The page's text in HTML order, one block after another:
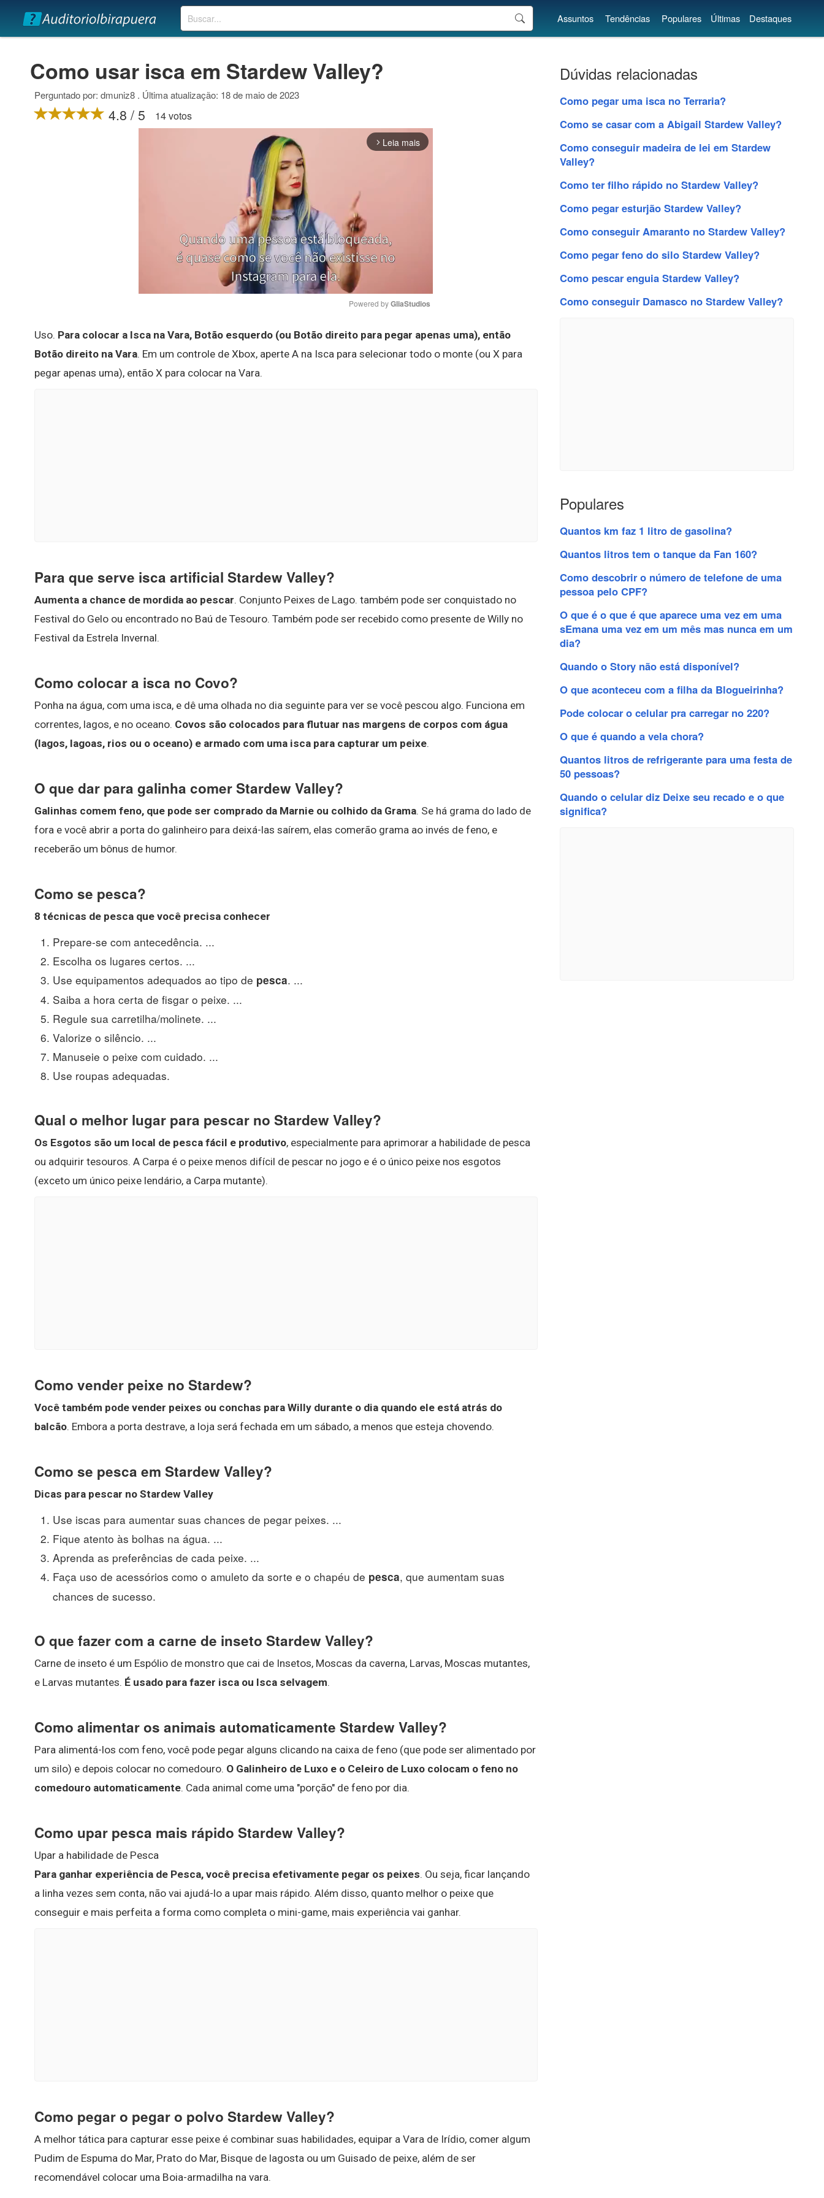
Buscar Assuntos Tendências Populares Últimas Destaques
Como usar isca em Stardew Valley?
Perguntado por: dmuniz8 . Última atualização: 18 de maio de 2023
4.8 / 5 14 votos
arrow_forward_ios Leia mais
Mute
Powered by GliaStudios
Uso. Para colocar a Isca na Vara, Botão esquerdo (ou Botão direito para pegar apenas uma), então
Botão direito na Vara. Em um controle de Xbox, aperte A na Isca para selecionar todo o monte (ou X para
pegar apenas uma), então X para colocar na Vara.
Para que serve isca artificial Stardew Valley?
Aumenta a chance de mordida ao pescar. Conjunto Peixes de Lago. também pode ser conquistado no
Festival do Gelo ou encontrado no Baú de Tesouro. Também pode ser recebido como presente de Willy no
Festival da Estrela Invernal.
Como colocar a isca no Covo?
Ponha na água, com uma isca, e dê uma olhada no dia seguinte para ver se você pescou algo. Funciona em
correntes, lagos, e no oceano. Covos são colocados para flutuar nas margens de corpos com água
(lagos, lagoas, rios ou o oceano) e armado com uma isca para capturar um peixe.
O que dar para galinha comer Stardew Valley?
Galinhas comem feno, que pode ser comprado da Marnie ou colhido da Grama. Se há grama do lado de
fora e você abrir a porta do galinheiro para deixá-las saírem, elas comerão grama ao invés de feno, e
receberão um bônus de humor.
Como se pesca?
8 técnicas de pesca que você precisa conhecer
Prepare-se com antecedência. ...
Escolha os lugares certos. ...
Use equipamentos adequados ao tipo de pesca. ...
Saiba a hora certa de fisgar o peixe. ...
Regule sua carretilha/molinete. ...
Valorize o silêncio. ...
Manuseie o peixe com cuidado. ...
Use roupas adequadas.
Qual o melhor lugar para pescar no Stardew Valley?
Os Esgotos são um local de pesca fácil e produtivo, especialmente para aprimorar a habilidade de pesca
ou adquirir tesouros. A Carpa é o peixe menos difícil de pescar no jogo e é o único peixe nos esgotos
(exceto um único peixe lendário, a Carpa mutante).
Como vender peixe no Stardew?
Você também pode vender peixes ou conchas para Willy durante o dia quando ele está atrás do
balcão. Embora a porta destrave, a loja será fechada em um sábado, a menos que esteja chovendo.
Como se pesca em Stardew Valley?
Dicas para pescar no Stardew Valley
Use iscas para aumentar suas chances de pegar peixes. ...
Fique atento às bolhas na água. ...
Aprenda as preferências de cada peixe. ...
Faça uso de acessórios como o amuleto da sorte e o chapéu de pesca, que aumentam suas
chances de sucesso.
O que fazer com a carne de inseto Stardew Valley?
Carne de inseto é um Espólio de monstro que cai de Insetos, Moscas da caverna, Larvas, Moscas mutantes,
e Larvas mutantes. É usado para fazer isca ou Isca selvagem.
Como alimentar os animais automaticamente Stardew Valley?
Para alimentá-los com feno, você pode pegar alguns clicando na caixa de feno (que pode ser alimentado por
um silo) e depois colocar no comedouro. O Galinheiro de Luxo e o Celeiro de Luxo colocam o feno no
comedouro automaticamente. Cada animal come uma "porção" de feno por dia.
Como upar pesca mais rápido Stardew Valley?
Upar a habilidade de Pesca
Para ganhar experiência de Pesca, você precisa efetivamente pegar os peixes. Ou seja, ficar lançando
a linha vezes sem conta, não vai ajudá-lo a upar mais rápido. Além disso, quanto melhor o peixe que
conseguir e mais perfeita a forma como completa o mini-game, mais experiência vai ganhar.
Como pegar o pegar o polvo Stardew Valley?
A melhor tática para capturar esse peixe é combinar suas habilidades, equipar a Vara de Irídio, comer algum
Pudim de Espuma do Mar, Prato do Mar, Bisque de lagosta ou um Guisado de peixe, além de ser
recomendável colocar uma Boia-armadilha na vara.
Dúvidas relacionadas
Como pegar uma isca no Terraria?
Como se casar com a Abigail Stardew Valley?
Como conseguir madeira de lei em Stardew
Valley?
Como ter filho rápido no Stardew Valley?
Como pegar esturjão Stardew Valley?
Como conseguir Amaranto no Stardew Valley?
Como pegar feno do silo Stardew Valley?
Como pescar enguia Stardew Valley?
Como conseguir Damasco no Stardew Valley?
Populares
Quantos km faz 1 litro de gasolina?
Quantos litros tem o tanque da Fan 160?
Como descobrir o número de telefone de uma
pessoa pelo CPF?
O que é o que é que aparece uma vez em uma
sEmana uma vez em um mês mas nunca em um
dia?
Quando o Story não está disponível?
O que aconteceu com a filha da Blogueirinha?
Pode colocar o celular pra carregar no 220?
O que é quando a vela chora?
Quantos litros de refrigerante para uma festa de
50 pessoas?
Quando o celular diz Deixe seu recado e o que
significa?